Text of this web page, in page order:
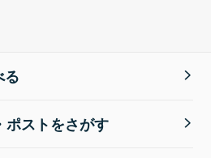
る
ポストをさがす